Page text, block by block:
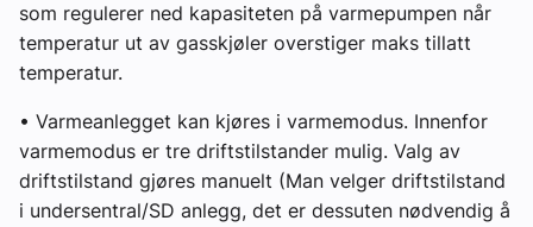
som regulerer ned kapasiteten på varmepumpen når
temperatur ut av gasskjøler overstiger maks tillatt
temperatur.
• Varmeanlegget kan kjøres i varmemodus. Innenfor
varmemodus er tre driftstilstander mulig. Valg av
driftstilstand gjøres manuelt (Man velger driftstilstand
i undersentral/SD anlegg, det er dessuten nødvendig å